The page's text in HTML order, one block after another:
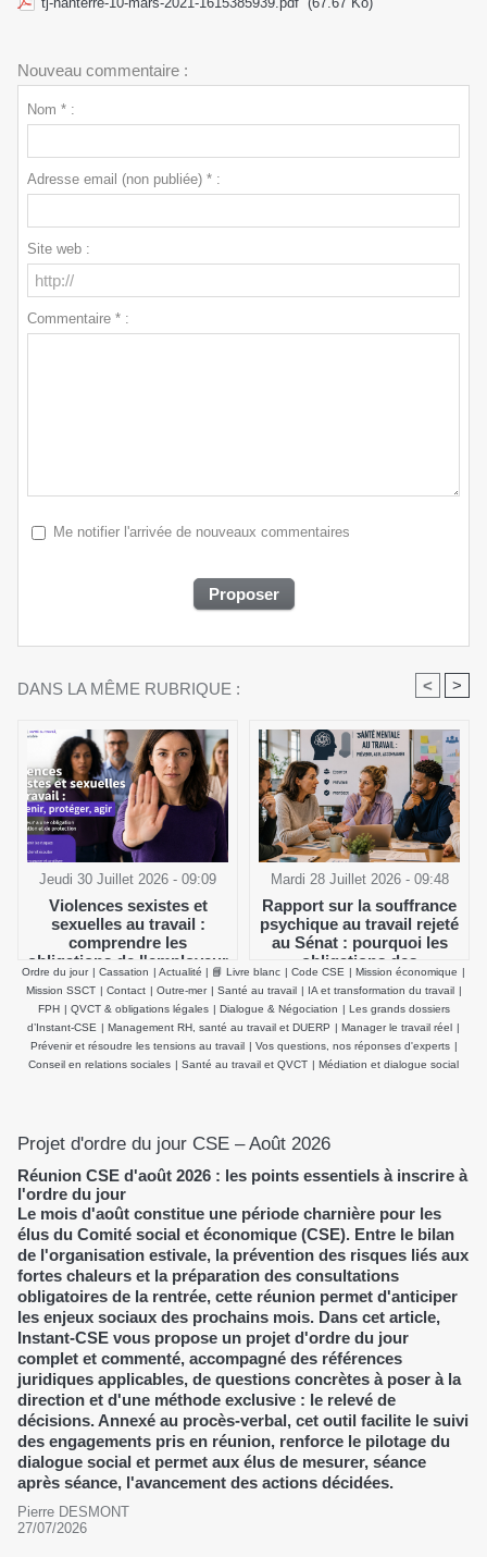
Nouveau commentaire :
Nom * :
Adresse email (non publiée) * :
Site web :
Commentaire * :
Me notifier l'arrivée de nouveaux commentaires
DANS LA MÊME RUBRIQUE : < >
Jeudi 30 Juillet 2026 - 09:09
Violences sexistes et
sexuelles au travail :
comprendre les
obligations de l'employeur
et agir efficacement
Mardi 28 Juillet 2026 - 09:48
Rapport sur la souffrance
psychique au travail rejeté
au Sénat : pourquoi les
obligations des
employeurs et du CSE
demeurent inchangées
Ordre du jour | Cassation | Actualité | 📘 Livre blanc | Code CSE | Mission économique |
Mission SSCT | Contact | Outre-mer | Santé au travail | IA et transformation du travail |
FPH | QVCT & obligations légales | Dialogue & Négociation | Les grands dossiers
d’Instant-CSE | Management RH, santé au travail et DUERP | Manager le travail réel |
Prévenir et résoudre les tensions au travail | Vos questions, nos réponses d'experts |
Conseil en relations sociales | Santé au travail et QVCT | Médiation et dialogue social
Projet d'ordre du jour CSE – Août 2026
Réunion CSE d'août 2026 : les points essentiels à inscrire à
l'ordre du jour
Le mois d'août constitue une période charnière pour les
élus du Comité social et économique (CSE). Entre le bilan
de l'organisation estivale, la prévention des risques liés aux
fortes chaleurs et la préparation des consultations
obligatoires de la rentrée, cette réunion permet d'anticiper
les enjeux sociaux des prochains mois. Dans cet article,
Instant-CSE vous propose un projet d'ordre du jour
complet et commenté, accompagné des références
juridiques applicables, de questions concrètes à poser à la
direction et d'une méthode exclusive : le relevé de
décisions. Annexé au procès-verbal, cet outil facilite le suivi
des engagements pris en réunion, renforce le pilotage du
dialogue social et permet aux élus de mesurer, séance
après séance, l'avancement des actions décidées.
Pierre DESMONT
27/07/2026